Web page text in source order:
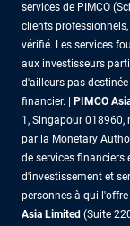
services de PIMCO
clients
vérifié. Les services
aux investisseurs
d'ailleurs pas
financier. |
PIMCO
1, Singapour 018960,
par la Monetary
de services financiers
d'investissement et
personnes à qui l'offre
Asia Limited (Suite